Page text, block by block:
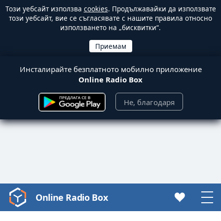
Този уебсайт използва cookies. Продължавайки да използвате
този уебсайт, вие се съгласявате с нашите правила относно
използването на „бисквитки“.
Инсталирайте безплатното мобилно приложение
Online Radio Box
Не, благодаря
Video
Player
Online Radio Box